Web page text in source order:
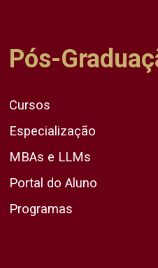
Pós-
Cursos
Especialização
MBAs e LLMs
Portal do Aluno
Programas